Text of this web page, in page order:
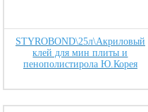
STYROBOND\25л\Акриловый
клей для мин плиты и
пенополистирола Ю.Корея